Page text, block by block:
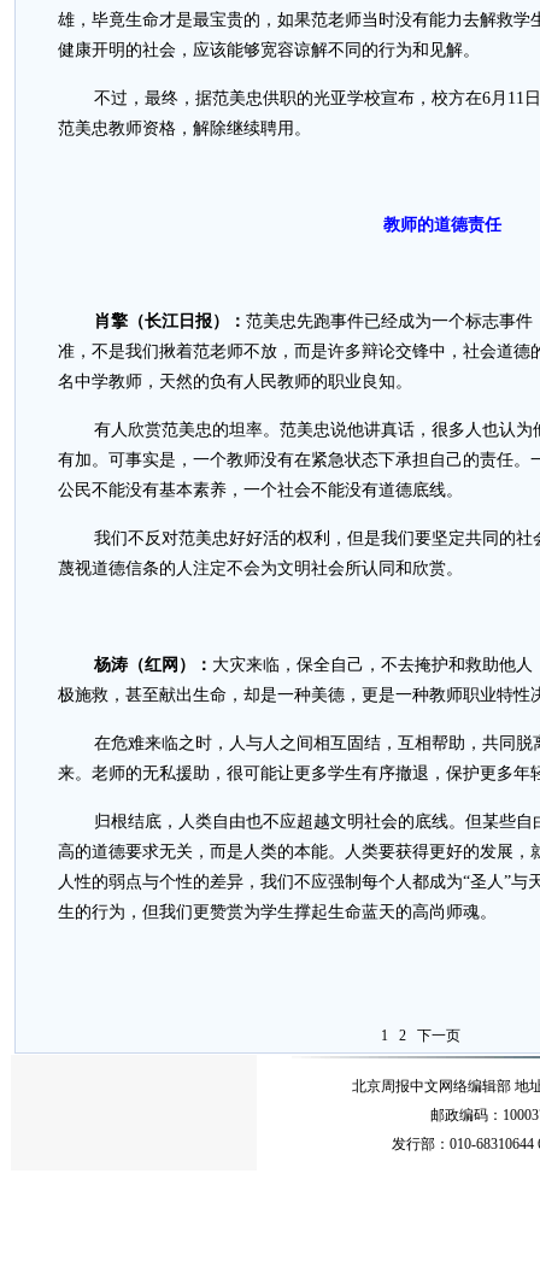
雄，毕竟生命才是最宝贵的，如果范老师当时没有能力去解救学
健康开明的社会，应该能够宽容谅解不同的行为和见解。
不过，最终，据范美忠供职的光亚学校宣布，校方在6月11
范美忠教师资格，解除继续聘用。
教师的道德责任
肖擎（长江日报）： 范美忠先跑事件已经成为一个标志事
准，不是我们揪着范老师不放，而是许多辩论交锋中，社会道德
名中学教师，天然的负有人民教师的职业良知。
有人欣赏范美忠的坦率。范美忠说他讲真话，很多人也认
有加。可事实是，一个教师没有在紧急状态下承担自己的责任。
公民不能没有基本素养，一个社会不能没有道德底线。
我们不反对范美忠好好活的权利，但是我们要坚定共同的
蔑视道德信条的人注定不会为文明社会所认同和欣赏。
杨涛（红网）： 大灾来临，保全自己，不去掩护和救助他
极施救，甚至献出生命，却是一种美德，更是一种教师职业特性
在危难来临之时，人与人之间相互固结，互相帮助，共同
来。老师的无私援助，很可能让更多学生有序撤退，保护更多年
归根结底，人类自由也不应超越文明社会的底线。但某些
高的道德要求无关，而是人类的本能。人类要获得更好的发展，
人性的弱点与个性的差异，我们不应强制每个人都成为“圣人”与
生的行为，但我们更赞赏为学生撑起生命蓝天的高尚师魂。
1 2 下一页
北京周报中文网络编辑部 地
邮政编码：
发行部：010-68310644